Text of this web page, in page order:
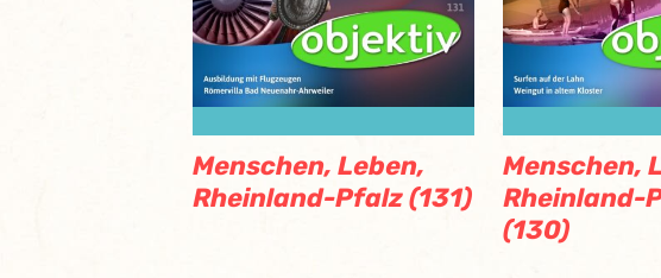
Menschen, Leben,
Rheinland-Pfalz (131)
Menschen,
Rheinland-
(130)